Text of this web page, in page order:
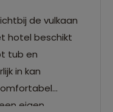
de vulkaan
hotel beschikt
tub en
in kan
eigen